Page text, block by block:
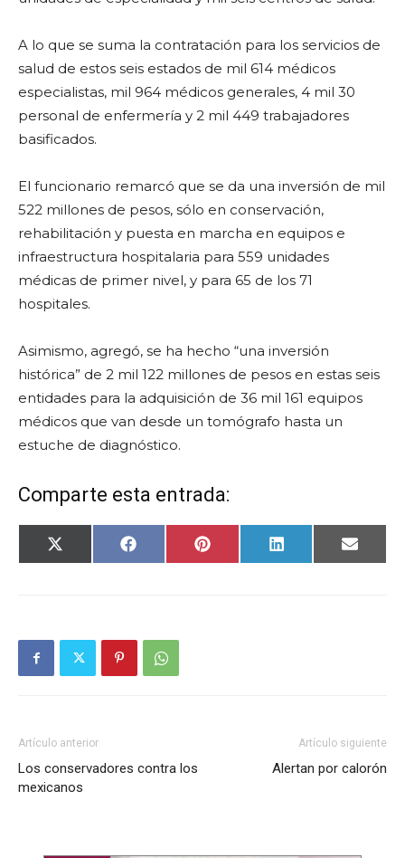
A lo que se suma la contratación para los servicios de
salud de estos seis estados de mil 614 médicos
especialistas, mil 964 médicos generales, 4 mil 30
personal de enfermería y 2 mil 449 trabajadores
basificados.
El funcionario remarcó que se da una inversión de mil
522 millones de pesos, sólo en conservación,
rehabilitación y puesta en marcha en equipos e
infraestructura hospitalaria para 559 unidades
médicas de primer nivel, y para 65 de los 71
hospitales.
Asimismo, agregó, se ha hecho “una inversión
histórica” de 2 mil 122 millones de pesos en estas seis
entidades para la adquisición de 36 mil 161 equipos
médicos que van desde un tomógrafo hasta un
estuche de diagnóstico.
Comparte esta entrada:
Compartir
en
X
(Twitter)
Compartir
en
FacebookCompartir
en
Pinterest Compartir
en
LinkedIn
en
Email
Artículo anterior
Los conservadores contra los
mexicanos
Artículo siguiente
Alertan por calorón